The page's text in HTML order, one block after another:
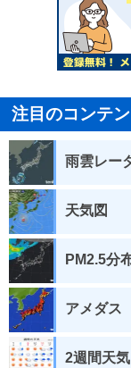
注目のコンテ
雨雲レー
天気図
PM2.5分
アメダス
2週間天気